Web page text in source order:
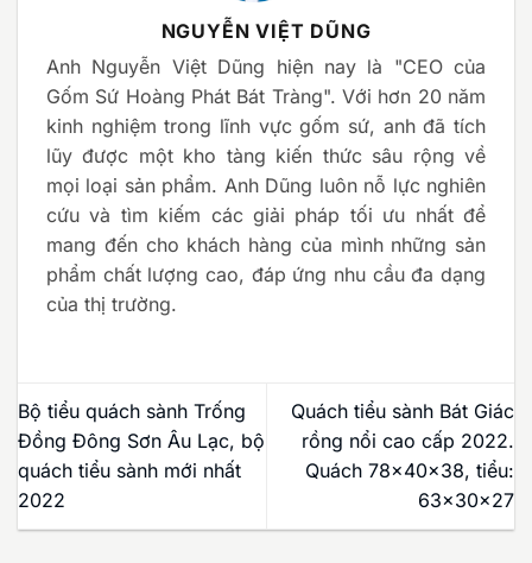
NGUYỄN VIỆT DŨNG
Anh Nguyễn Việt Dũng hiện nay là "CEO của
Gốm Sứ Hoàng Phát Bát Tràng". Với hơn 20 năm
kinh nghiệm trong lĩnh vực gốm sứ, anh đã tích
lũy được một kho tàng kiến thức sâu rộng về
mọi loại sản phẩm. Anh Dũng luôn nỗ lực nghiên
cứu và tìm kiếm các giải pháp tối ưu nhất để
mang đến cho khách hàng của mình những sản
phẩm chất lượng cao, đáp ứng nhu cầu đa dạng
của thị trường.
Bộ tiểu quách sành Trống
Đồng Đông Sơn Âu Lạc, bộ
quách tiểu sành mới nhất
2022
Quách tiểu sành Bát Giác
rồng nổi cao cấp 2022.
Quách 78x40x38, tiểu:
63x30x27